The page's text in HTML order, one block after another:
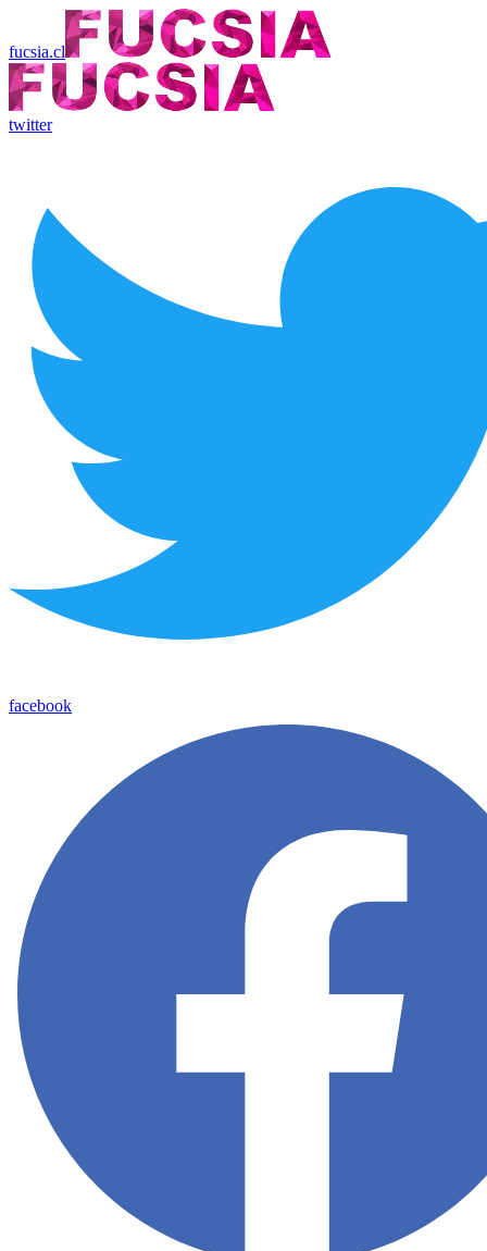
fucsia.cl
twitter
facebook